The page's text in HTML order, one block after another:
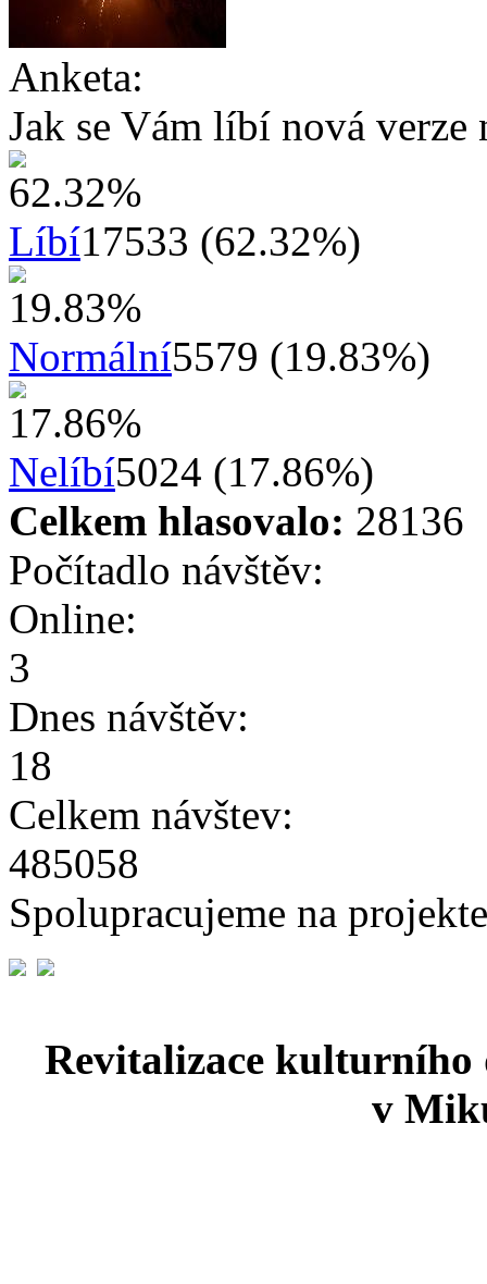
Anketa:
Jak se Vám líbí nová verze
Líbí17533 (62.32%)
Normální5579 (19.83%)
Nelíbí5024 (17.86%)
Celkem hlasovalo: 28136
Počítadlo návštěv:
Online:
3
Dnes návštěv:
18
Celkem návštev:
485058
Spolupracujeme na
Revitalizace
v